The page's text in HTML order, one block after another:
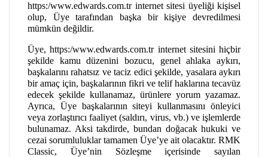
https:/www.edwards.com.tr internet sitesi üyeliği kişisel
olup, Üye tarafından başka bir kişiye devredilmesi
mümkün değildir.
Üye, https:/www.edwards.com.tr internet sitesini hiçbir
şekilde kamu düzenini bozucu, genel ahlaka aykırı,
başkalarını rahatsız ve taciz edici şekilde, yasalara aykırı
bir amaç için, başkalarının fikri ve telif haklarına tecavüz
edecek şekilde kullanamaz, ürünlere yorum yazamaz.
Ayrıca, Üye başkalarının siteyi kullanmasını önleyici
veya zorlaştırıcı faaliyet (saldırı, virus, vb.) ve işlemlerde
bulunamaz. Aksi takdirde, bundan doğacak hukuki ve
cezai sorumluluklar tamamen Üye’ye ait olacaktır. RMK
Classic, Üye’nin Sözleşme içerisinde sayılan